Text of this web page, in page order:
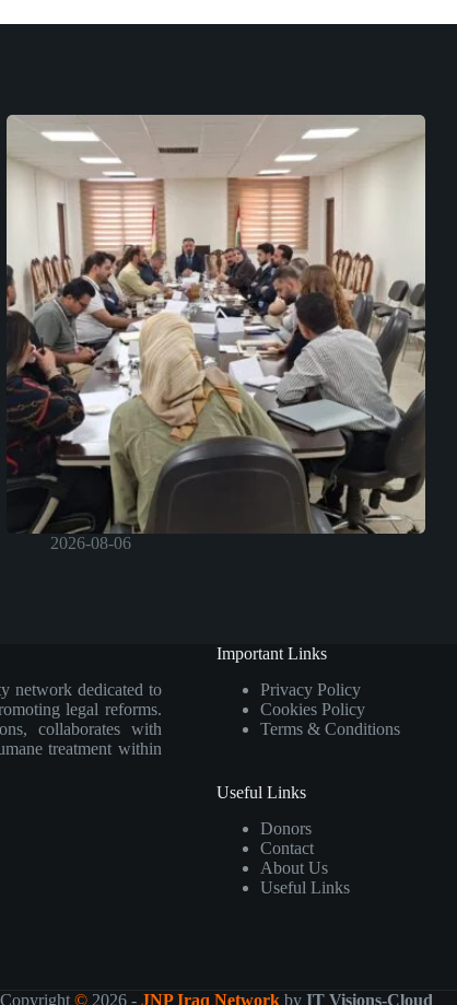
2026-08-06
network dedicated to
legal reforms.
collaborates with
treatment within
Important Links
Privacy Policy
Cookies Policy
Terms & Conditions
Useful Links
Donors
Contact
About Us
Useful Links
Copyright ©2026 - JNP Iraq Networkby IT Visions-Cloud